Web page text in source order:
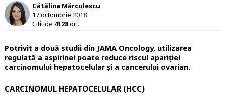
Cătălina Mărculescu
17 octombrie 2018
Citit de 4128ori.
Potrivit a două studii din JAMA Oncology, utilizarea
regulată a aspirinei poate reduce riscul apariției
carcinomului hepatocelular și a cancerului ovarian.
CARCINOMUL HEPATOCELULAR (HCC)